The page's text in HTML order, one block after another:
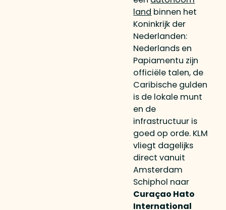
land binnen het
Koninkrijk der
Nederlanden:
Nederlands en
Papiamentu zijn
officiële talen, de
Caribische gulden
is de lokale munt
en de
infrastructuur is
goed op orde. KLM
vliegt dagelijks
direct vanuit
Amsterdam
Schiphol naar
Curaçao Hato
International